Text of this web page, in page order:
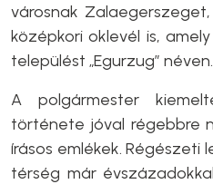
városnak
középkori oklevél is,
települést „Egurzug” néven.
A polgármester
története jóval régebbre
írásos emlékek. Régészeti
térség már